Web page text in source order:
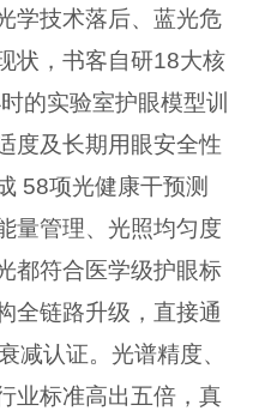
学技术落后、蓝光危
状，书客自研18大核
的实验室护眼模型训
度及长期用眼安全性
58项光健康干预测
量管理、光照均匀度
都符合医学级护眼标
全链路升级，直接通
减认证。光谱精度、
业标准高出五倍，真